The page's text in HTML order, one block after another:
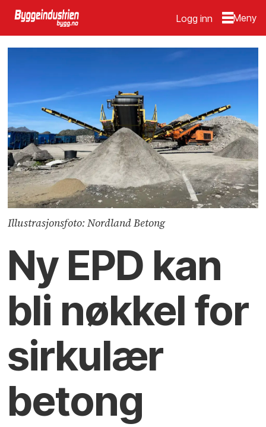
Logg inn
Illustrasjonsfoto: Nordland Betong
Ny EPD kan
bli nøkkel for
sirkulær
betong